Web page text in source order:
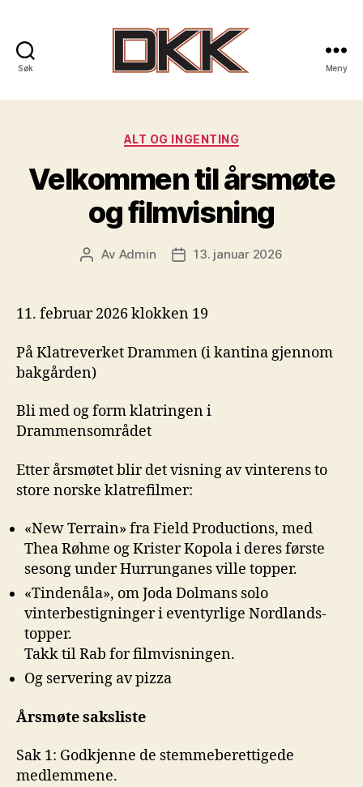
Søk
Drammen
Klatreklubb
Meny
Kategorier
ALT OG INGENTING
Velkommen til årsmøte
og filmvisning
Innleggsforfatter
Av Admin Publiseringsdato
13. januar 2026
11. februar 2026 klokken 19
På Klatreverket Drammen (i kantina gjennom
bakgården)
Bli med og form klatringen i
Drammensområdet
Etter årsmøtet blir det visning av vinterens to
store norske klatrefilmer:
«New Terrain» fra Field Productions, med
Thea Røhme og Krister Kopola i deres første
sesong under Hurrunganes ville topper.
«Tindenåla», om Joda Dolmans solo
vinterbestigninger i eventyrlige Nordlands-
topper.
Takk til Rab for filmvisningen.
Og servering av pizza
Årsmøte saksliste
Sak 1: Godkjenne de stemmeberettigede
medlemmene.